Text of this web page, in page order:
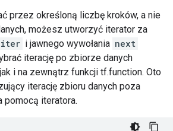
przez określoną liczbę kroków, a nie
możesz utworzyć iterator za
iter i jawnego wywołania next
iterację po zbiorze danych
i na zewnątrz funkcji tf.function. Oto
iterację zbioru danych poza
pomocą iteratora.